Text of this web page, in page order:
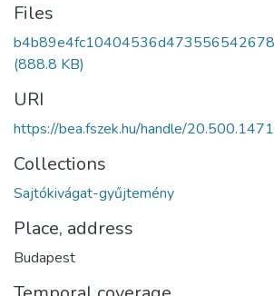
Files
(888.8 KB)
URI
https://bea.fszek.hu/handle/
Collections
Sajtókivágat-gyűjtemény
Place, address
Budapest